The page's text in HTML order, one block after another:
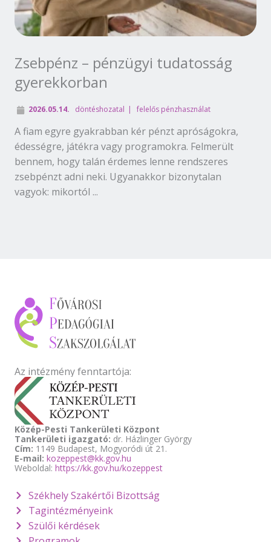
Zsebpénz – pénzügyi tudatosság
gyerekkorban
2026.05.14. döntéshozatal felelős pénzhasználat
A fiam egyre gyakrabban kér pénzt apróságokra,
édességre, játékra vagy programokra. Felmerült
bennem, hogy talán érdemes lenne rendszeres
zsebpénzt adni neki. Ugyanakkor bizonytalan
vagyok: mikortól ...
Az intézmény fenntartója:
Közép-Pesti Tankerületi Központ
Tankerületi igazgató: dr. Házlinger György
Cím: 1149 Budapest, Mogyoródi út 21.
E-mail: kozeppest@kk.gov.hu
Weboldal: https://kk.gov.hu/kozeppest
Székhely Szakértői Bizottság
Tagintézményeink
Szülői kérdések